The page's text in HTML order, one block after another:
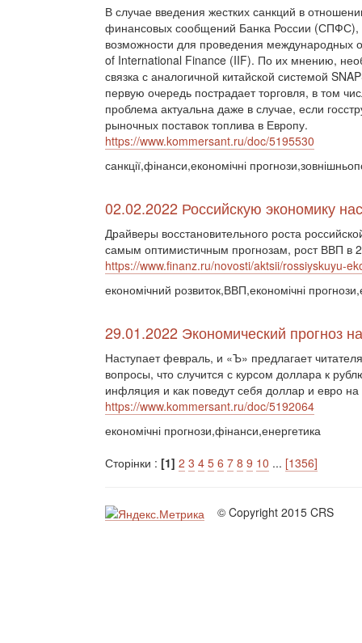
В случае введения жестких санкций в
финансовых сообщений Банка России (СПФС),
возможности для проведения международных
of International Finance (IIF). По их мнению,
связка с аналогичной китайской системой
первую очередь пострадает торговля, в том
проблема актуальна даже в случае, если
рыночных поставок топлива в Европу.
https://www.kommersant.ru/doc/5195530
санкції,фінанси,економічні
02.02.2022 Российскую экономику
Драйверы восстановительного роста
самым оптимистичным прогнозам, рост ВВП в
https://www.finanz.ru/novosti/aktsii/rossiyskuyu-
економічний розвиток,ВВП,економічні
29.01.2022 Экономический прогноз
Наступает февраль, и «Ъ» предлагает
вопросы, что случится с курсом доллара к
инфляция и как поведут себя доллар и евро
https://www.kommersant.ru/doc/5192064
економічні прогнози,фінанси,енергетика
Сторінки : [1] 2 3 4 5 6 7 8 9 10 ... [1356]
© Copyright 2015 CRS